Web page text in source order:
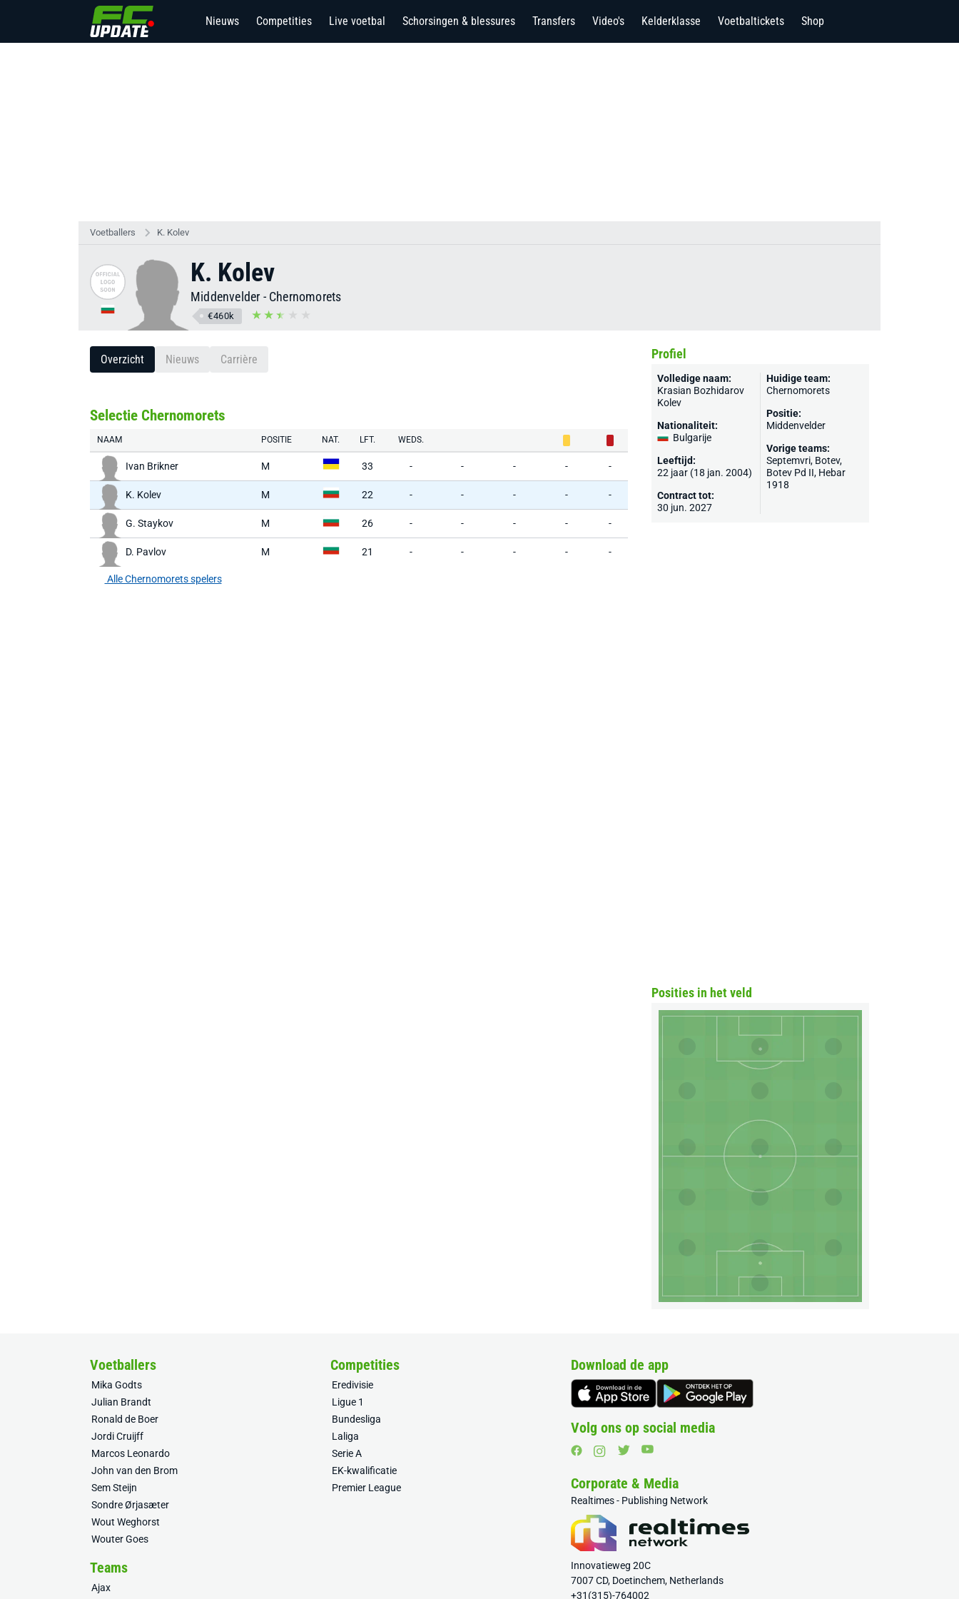
Nieuws Competities Live voetbal Schorsingen & blessures Transfers Video's Kelderklasse Voetbaltickets Shop
Voetballers K. Kolev
K. Kolev
Middenvelder - Chernomorets
€460k
Overzicht Nieuws Carrière
Selectie Chernomorets
NAAM POSITIE NAT. LFT. WEDS.
Ivan Brikner M 33 - - - - -
K. Kolev M 22 - - - - -
G. Staykov M 26 - - - - -
D. Pavlov M 21 - - - - -
Alle Chernomorets spelers
Profiel
Volledige naam:
Krasian Bozhidarov
Kolev
Nationaliteit:
Bulgarije
Leeftijd:
22 jaar (18 jan. 2004)
Contract tot:
30 jun. 2027
Huidige team:
Chernomorets
Positie:
Middenvelder
Vorige teams:
Septemvri, Botev,
Botev Pd II, Hebar
1918
Posities in het veld
Voetballers
Mika Godts
Julian Brandt
Ronald de Boer
Jordi Cruijff
Marcos Leonardo
John van den Brom
Sem Steijn
Sondre Ørjasæter
Wout Weghorst
Wouter Goes
Competities
Eredivisie
Ligue 1
Bundesliga
Laliga
Serie A
EK-kwalificatie
Premier League
Teams
Ajax
Download de app
Volg ons op social media
Corporate & Media
Realtimes - Publishing Network
Innovatieweg 20C
7007 CD, Doetinchem, Netherlands
+31(315)-764002